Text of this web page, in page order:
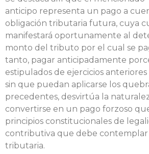
anticipo representa un pago a
obligación tributaria futura, cuya
manifestará oportunamente al
monto del tributo por el cual se
tanto, pagar anticipadamente
estipulados de ejercicios
sin que puedan aplicarse los
precedentes, desvirtúa la
convertirse en un pago forzoso
principios constitucionales de
contributiva que debe
tributaria.